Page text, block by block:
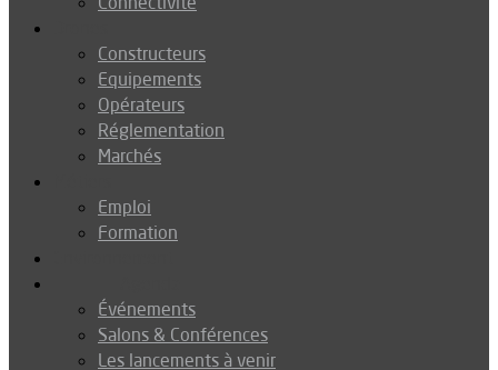
Constructeurs
Equipements
Opérateurs
Réglementation
Marchés
Emploi
Formation
Événements
Salons & Conférences
Les lancements à venir